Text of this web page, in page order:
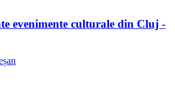
evenimente culturale din Cluj -